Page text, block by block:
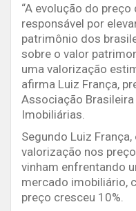
“A evolução do
responsável por
patrimônio dos
sobre o valor
uma valorização
afirma Luiz França,
Associação
Imobiliárias.
Segundo Luiz
valorização nos
vinham enfrentando
mercado imobiliário,
preço cresceu 10%.